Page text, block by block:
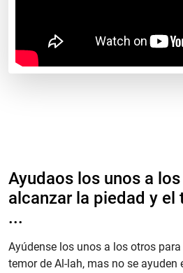
Ayudaos los unos a
alcanzar la piedad y el
...
Ayúdense los unos a los otros
temor de Al-lah, mas no se ayuden